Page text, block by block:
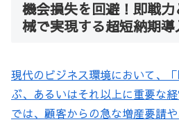
機会損失を回避！即戦
械で実現する超短納期導
現代のビジネス環境において、
ぶ、あるいはそれ以上に重要な
では、顧客からの急な増産要請